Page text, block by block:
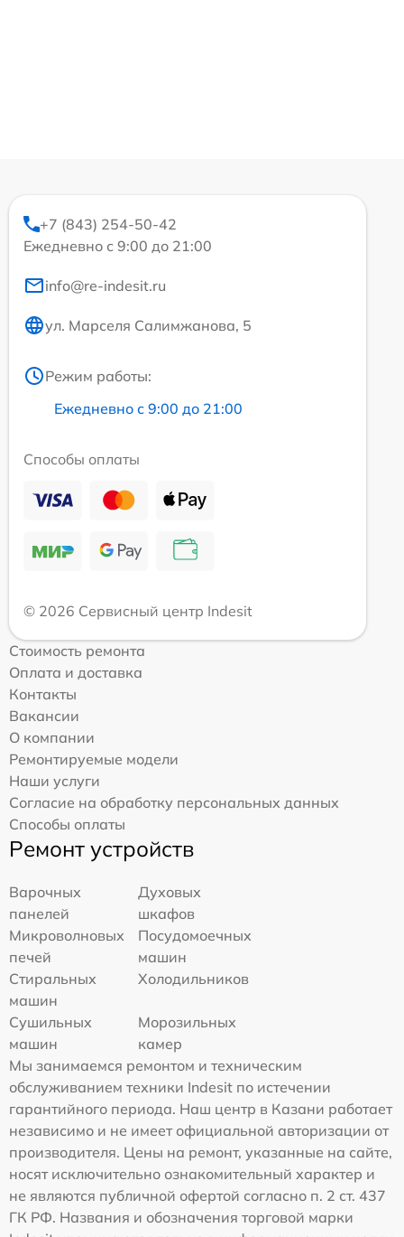
+7 (843) 254-50-42
Ежедневно с 9:00 до 21:00
info@re-indesit.ru
ул. Марселя Салимжанова, 5
Режим работы:
Ежедневно с 9:00 до 21:00
Способы оплаты
© 2026 Сервисный центр Indesit
Стоимость ремонта
Оплата и доставка
Контакты
Вакансии
О компании
Ремонтируемые модели
Наши услуги
Согласие на обработку персональных данных
Способы оплаты
Ремонт устройств
Варочных
панелей
Духовых
шкафов
Микроволновых
печей
Посудомоечных
машин
Стиральных
машин
Холодильников
Сушильных
машин
Морозильных
камер
Мы занимаемся ремонтом и техническим
обслуживанием техники Indesit по истечении
гарантийного периода. Наш центр в Казани работает
независимо и не имеет официальной авторизации от
производителя. Цены на ремонт, указанные на сайте,
носят исключительно ознакомительный характер и
не являются публичной офертой согласно п. 2 ст. 437
ГК РФ. Названия и обозначения торговой марки